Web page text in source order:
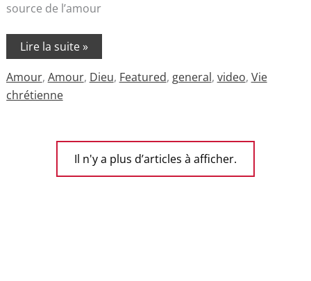
source de l’amour
Lire la suite »
Amour, Amour, Dieu, Featured, general, video, Vie
chrétienne
Il n'y a plus d’articles à afficher.